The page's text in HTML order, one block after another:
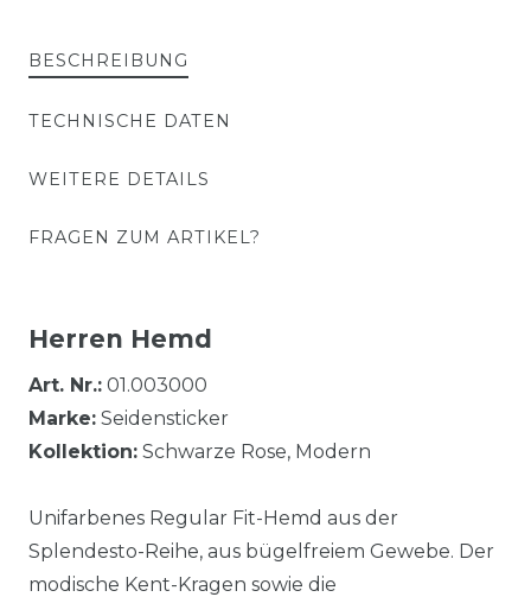
BESCHREIBUNG
TECHNISCHE DATEN
WEITERE DETAILS
FRAGEN ZUM ARTIKEL?
Herren Hemd
Art. Nr.: 01.003000
Marke: Seidensticker
Kollektion: Schwarze Rose, Modern
Unifarbenes Regular Fit-Hemd aus der
Splendesto-Reihe, aus bügelfreiem Gewebe. Der
modische Kent-Kragen sowie die